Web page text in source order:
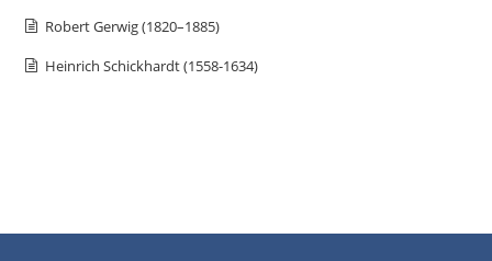
Robert Gerwig (1820–1885)
Heinrich Schickhardt (1558-1634)